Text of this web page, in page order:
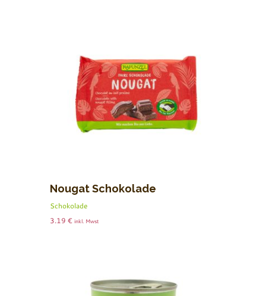
Nougat Schokolade
Schokolade
3.19 € inkl. Mwst